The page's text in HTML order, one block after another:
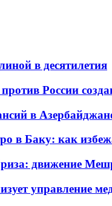
в десятилетия
России
в
в Баку: как
движение
управление